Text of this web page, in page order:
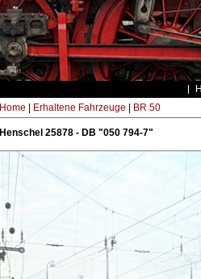
Home Erhaltene Fahrzeuge BR 50
Henschel 25878 - DB "050 794-7"